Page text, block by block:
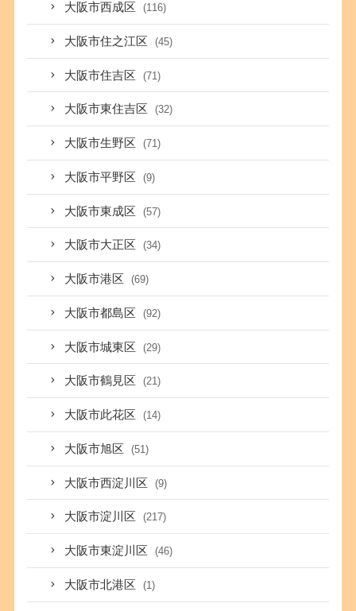
大阪市西成区 (116)
大阪市住之江区 (45)
大阪市住吉区 (71)
大阪市東住吉区 (32)
大阪市生野区 (71)
大阪市平野区 (9)
大阪市東成区 (57)
大阪市大正区 (34)
大阪市港区 (69)
大阪市都島区 (92)
大阪市城東区 (29)
大阪市鶴見区 (21)
大阪市此花区 (14)
大阪市旭区 (51)
大阪市西淀川区 (9)
大阪市淀川区 (217)
大阪市東淀川区 (46)
大阪市北港区 (1)